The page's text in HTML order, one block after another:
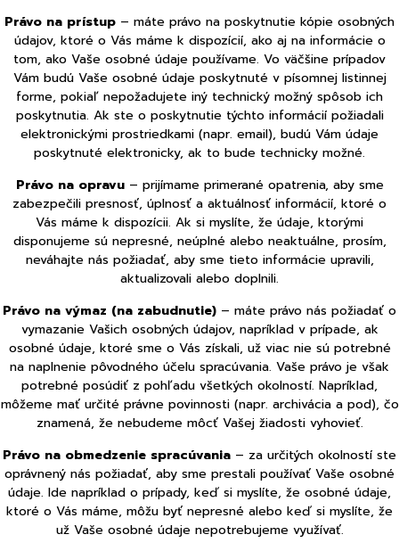
Právo na prístup – máte právo na poskytnutie kópie osobných
údajov, ktoré o Vás máme k dispozícií, ako aj na informácie o
tom, ako Vaše osobné údaje používame. Vo väčšine prípadov
Vám budú Vaše osobné údaje poskytnuté v písomnej listinnej
forme, pokiaľ nepožadujete iný technický možný spôsob ich
poskytnutia. Ak ste o poskytnutie týchto informácií požiadali
elektronickými prostriedkami (napr. email), budú Vám údaje
poskytnuté elektronicky, ak to bude technicky možné.
Právo na opravu– prijímame primerané opatrenia, aby sme
zabezpečili presnosť, úplnosť a aktuálnosť informácií, ktoré o
Vás máme k dispozícii. Ak si myslíte, že údaje, ktorými
disponujeme sú nepresné, neúplné alebo neaktuálne, prosím,
neváhajte nás požiadať, aby sme tieto informácie upravili,
aktualizovali alebo doplnili.
Právo na výmaz (na zabudnutie) – máte právo nás požiadať o
vymazanie Vašich osobných údajov, napríklad v prípade, ak
osobné údaje, ktoré sme o Vás získali, už viac nie sú potrebné
na naplnenie pôvodného účelu spracúvania. Vaše právo je však
potrebné posúdiť z pohľadu všetkých okolností. Napríklad,
môžeme mať určité právne povinnosti (napr. archivácia a pod), čo
znamená, že nebudeme môcť Vašej žiadosti vyhovieť.
Právo na obmedzenie spracúvania – za určitých okolností ste
oprávnený nás požiadať, aby sme prestali používať Vaše osobné
údaje. Ide napríklad o prípady, keď si myslíte, že osobné údaje,
ktoré o Vás máme, môžu byť nepresné alebo keď si myslíte, že
už Vaše osobné údaje nepotrebujeme využívať.